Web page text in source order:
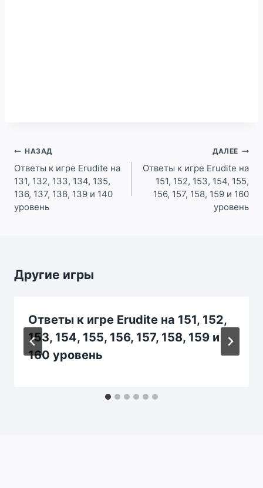
Навигация
по
записям
НАЗАД
Ответы к игре Erudite на
131, 132, 133, 134, 135,
136, 137, 138, 139 и 140
уровень
ДАЛЕЕ
Ответы к игре Erudite на
151, 152, 153, 154, 155,
156, 157, 158, 159 и 160
уровень
Другие игры
Ответы к игре Erudite на 151, 152,
153, 154, 155, 156, 157, 158, 159 и
160 уровень